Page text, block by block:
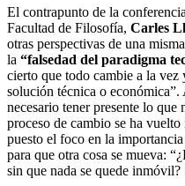
El contrapunto de la
Facultad de Filosofía, Carles
otras perspectivas de una
la “falsedad del paradigma
cierto que todo cambie a la vez
solución técnica o
necesario tener presente lo
proceso de cambio se ha
puesto el foco en la
para que otra cosa se mueva:
sin que nada se quede